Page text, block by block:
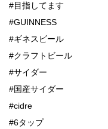
#目指してます
#GUINNESS
#ギネスビール
#クラフトビール
#サイダー
#国産サイダー
#cidre
#6タップ